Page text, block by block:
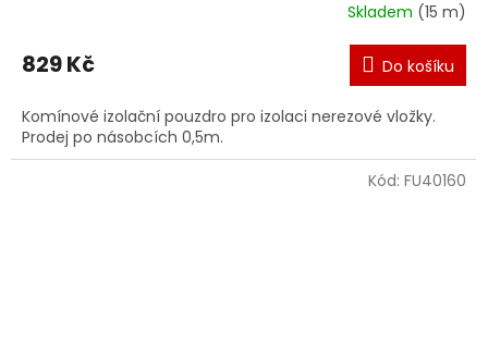
Skladem (15 m)
829 Kč Do košíku
Komínové izolační pouzdro pro izolaci nerezové vložky.
Prodej po násobcích 0,5m.
Kód: FU40160